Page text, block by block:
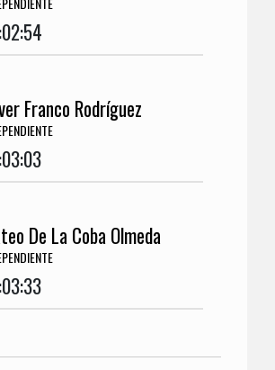
Franco Rodríguez
De La Coba Olmeda